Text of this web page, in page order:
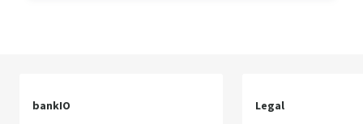
bankIO Legal